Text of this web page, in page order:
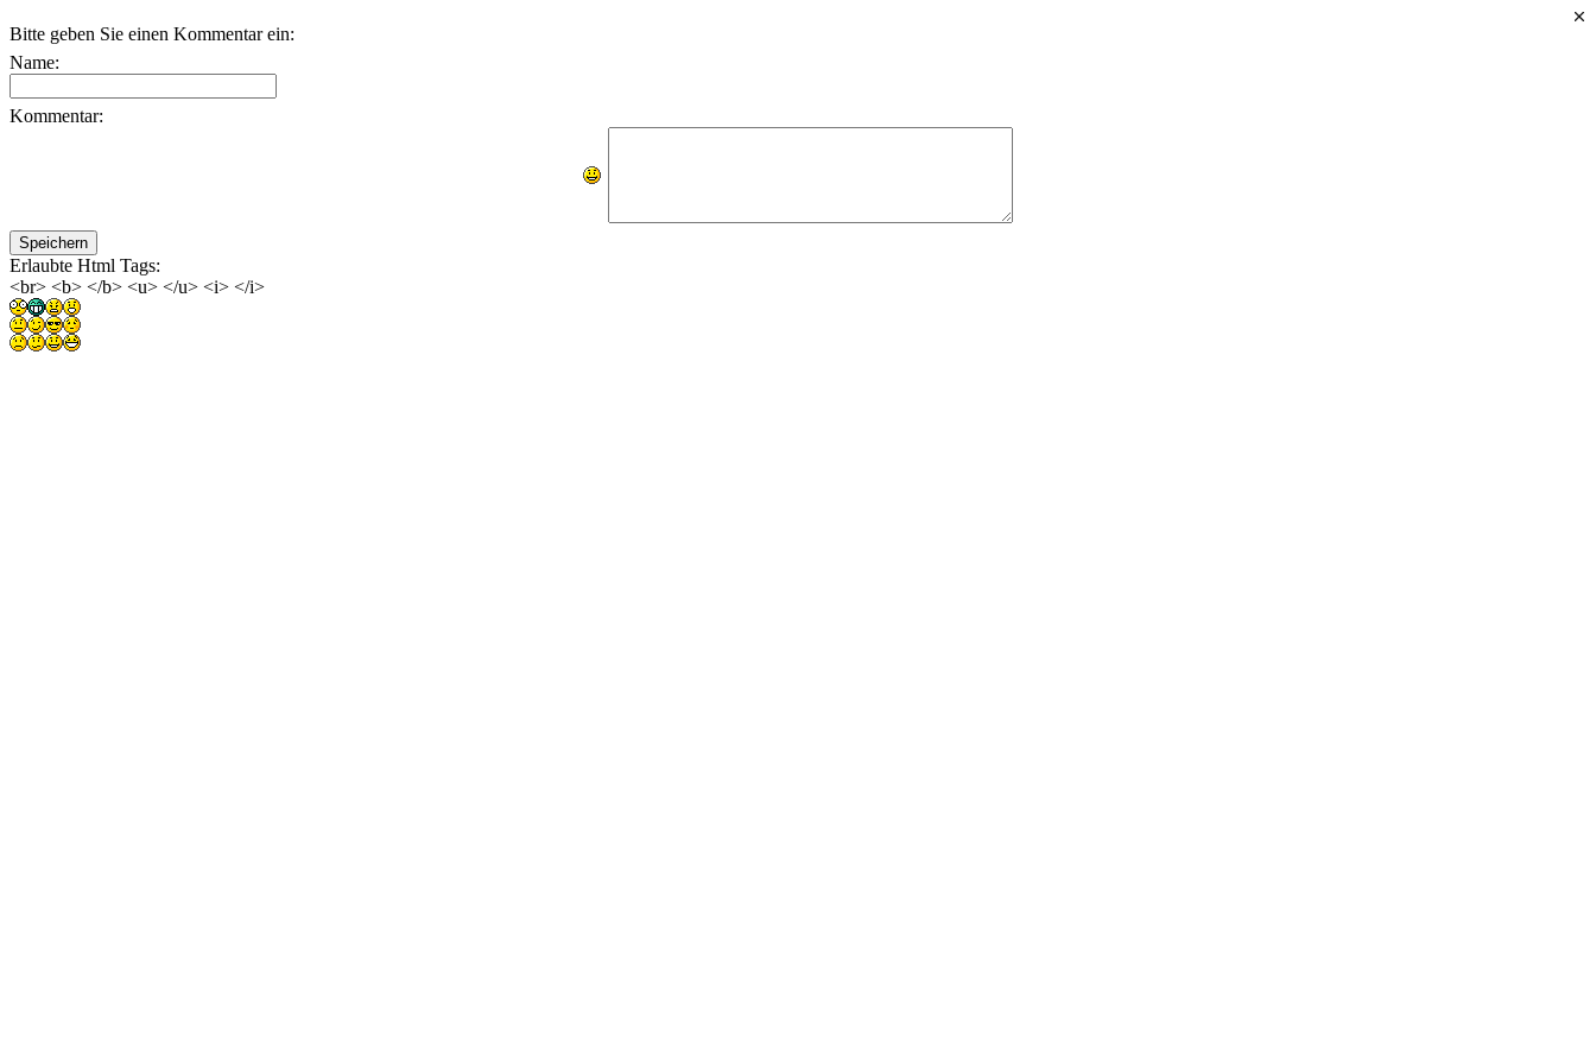
Bitte geben Sie einen Kommentar ein:
Name:
Kommentar:
Erlaubte Html Tags:
<br> <b> </b> <u> </u> <i> </i>